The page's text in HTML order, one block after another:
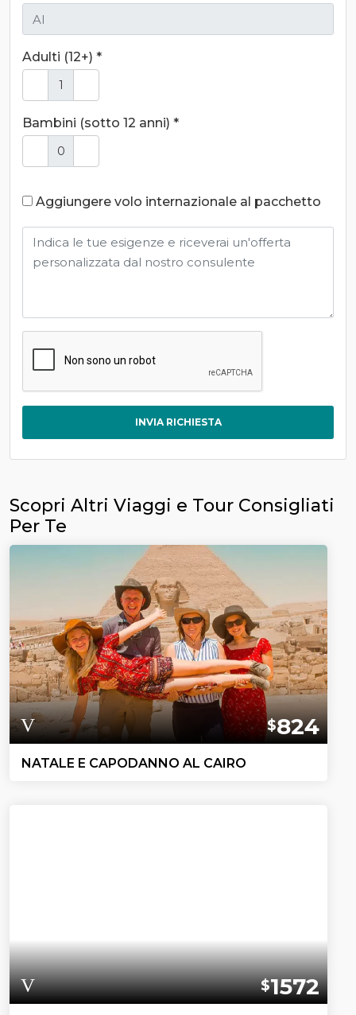
Adulti (12+) *
Bambini (sotto 12 anni) *
Aggiungere volo internazionale al pacchetto
INVIA RICHIESTA
Scopri Altri Viaggi e Tour Consigliati
Per Te
$824
NATALE E CAPODANNO AL CAIRO
$1572